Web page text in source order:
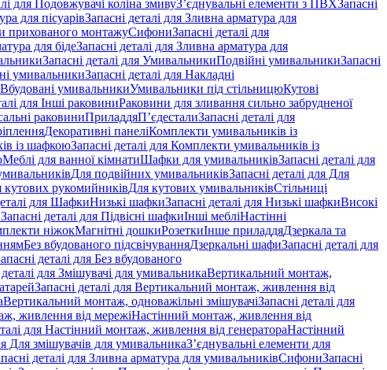
для Подовжувачі коліна змивуЗ’єднувальні елементи з ПВХЗапасні
для пісуарівЗапасні деталі для Зливна арматура для
прихованого монтажуСифониЗапасні деталі для
для бідеЗапасні деталі для Зливна арматура для
Запасні деталі для УмивальникиПодвійні умивальникиЗапасні
умивальникиЗапасні деталі для Накладні
Вбудовані умивальникиУмивальники під стільницюКутові
для Інші раковиниРаковини для зливання сильно забрудненої
раковиниПриладдяП’єдесталиЗапасні деталі для
Декоративні панеліКомплекти умивальників із
із шафкоюЗапасні деталі для Комплекти умивальників із
Меблі для ванної кімнатиШафки для умивальниківЗапасні деталі для
Для подвійних умивальниківЗапасні деталі для Для
кутових рукомийниківДля кутових умивальниківСтільниці
для ШафкиНизькі шафкиЗапасні деталі для Низькі шафкиВисокі
Запасні деталі для Підвісні шафкиІнші мебліНастінні
ніжокМагнітні дошкиРозеткиІнше приладдяДзеркала та
Без вбудованого підсвічуванняДзеркальні шафиЗапасні деталі для
деталі для Без вбудованого
деталі для Змішувачі для умивальникаВертикальний монтаж,
Запасні деталі для Вертикальний монтаж, живлення від
Вертикальний монтаж, одноважільні змішувачіЗапасні деталі для
живлення від мережіНастінний монтаж, живлення від
для Настінний монтаж, живлення від генератораНастінний
Для змішувачів для умивальникаЗ’єднувальні елементи для
деталі для Зливна арматура для умивальниківСифониЗапасні